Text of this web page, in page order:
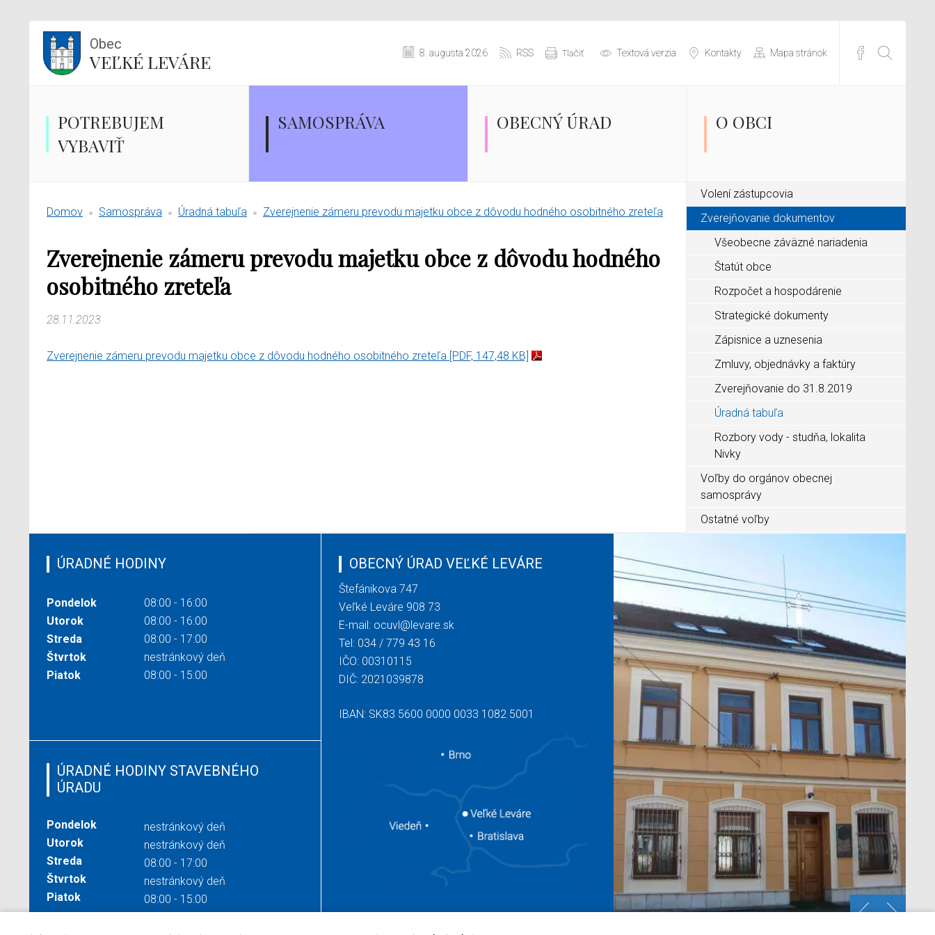
Obec
VEĽKÉ LEVÁRE 8. augusta 2026 RSS Tlačiť Textová verzia Kontakty Mapa stránok
POTREBUJEM
VYBAVIŤ
SAMOSPRÁVA OBECNÝ ÚRAD O OBCI
Domov Samospráva Úradná tabuľa Zverejnenie zámeru prevodu majetku obce z dôvodu hodného osobitného zreteľa
Zverejnenie zámeru prevodu majetku obce z dôvodu hodného
osobitného zreteľa
28.11.2023
Zverejnenie zámeru prevodu majetku obce z dôvodu hodného osobitného zreteľa [PDF, 147,48 KB]
Volení zástupcovia
Zverejňovanie dokumentov
Všeobecne záväzné nariadenia
Štatút obce
Rozpočet a hospodárenie
Strategické dokumenty
Zápisnice a uznesenia
Zmluvy, objednávky a faktúry
Zverejňovanie do 31.8.2019
Úradná tabuľa
Rozbory vody - studňa, lokalita
Nivky
Voľby do orgánov obecnej
samosprávy
Ostatné voľby
ÚRADNÉ HODINY
Pondelok
08:00 - 16:00
Utorok
08:00 - 16:00
Streda
08:00 - 17:00
Štvrtok
nestránkový deň
Piatok
08:00 - 15:00
ÚRADNÉ HODINY STAVEBNÉHO
ÚRADU
Pondelok
nestránkový deň
Utorok
nestránkový deň
Streda
08:00 - 17:00
Štvrtok
nestránkový deň
Piatok
08:00 - 15:00
OBECNÝ ÚRAD VEĽKÉ LEVÁRE
Štefánikova 747
Veľké Leváre 908 73
E-mail: ocuvl@levare.sk
Tel: 034 / 779 43 16
IČO: 00310115
DIČ: 2021039878
IBAN: SK83 5600 0000 0033 1082 5001